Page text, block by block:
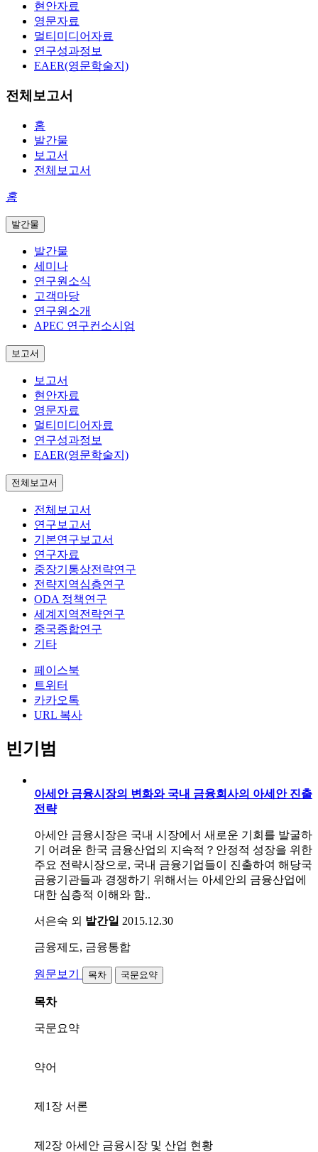
현안자료
영문자료
멀티미디어자료
연구성과정보
EAER(영문학술지)
전체보고서
홈
발간물
보고서
전체보고서
홈
발간물
발간물
세미나
연구원소식
고객마당
연구원소개
APEC 연구컨소시엄
보고서
보고서
현안자료
영문자료
멀티미디어자료
연구성과정보
EAER(영문학술지)
전체보고서
전체보고서
연구보고서
기본연구보고서
연구자료
중장기통상전략연구
전략지역심층연구
ODA 정책연구
세계지역전략연구
중국종합연구
기타
페이스북
트위터
카카오톡
URL 복사
빈기범
아세안 금융시장의 변화와 국내 금융회사의 아세안 진출
전략
아세안 금융시장은 국내 시장에서 새로운 기회를 발굴하
기 어려운 한국 금융산업의 지속적？안정적 성장을 위한
주요 전략시장으로, 국내 금융기업들이 진출하여 해당국
금융기관들과 경쟁하기 위해서는 아세안의 금융산업에
대한 심층적 이해와 함..
서은숙 외 발간일 2015.12.30
금융제도, 금융통합
원문보기 목차 국문요약
목차
국문요약
약어
제1장 서론
제2장 아세안 금융시장 및 산업 현황